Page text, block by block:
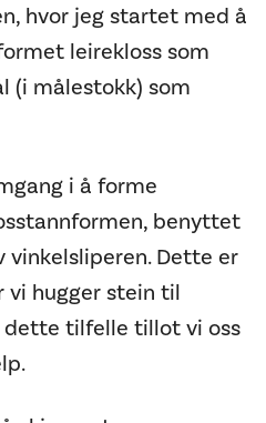
hvor jeg startet med å
leirekloss som
(i målestokk) som
i å forme
benyttet
vinkelsliperen. Dette er
vi hugger stein til
dette tilfelle tillot vi oss